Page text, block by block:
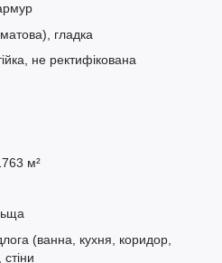
гладка
не ректифікована
м²
(ванна, кухня, коридор,